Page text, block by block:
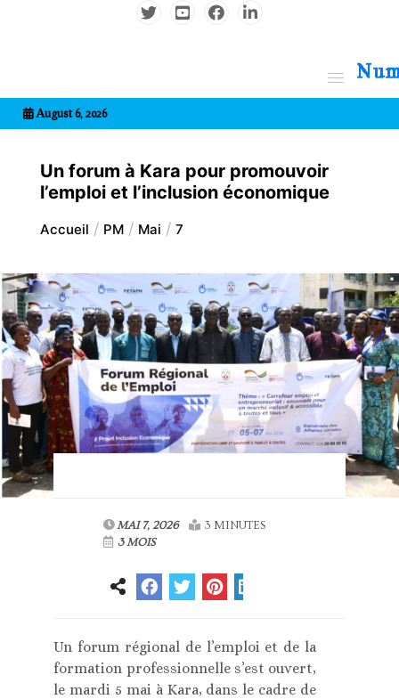
August 6, 2026
Un forum à Kara pour promouvoir
l’emploi et l’inclusion économique
Accueil PM Mai 7
MAI 7, 2026
3 MINUTES
3 MOIS
Un forum régional de l’emploi et de la
formation professionnelle s’est ouvert,
le mardi 5 mai à Kara, dans le cadre de